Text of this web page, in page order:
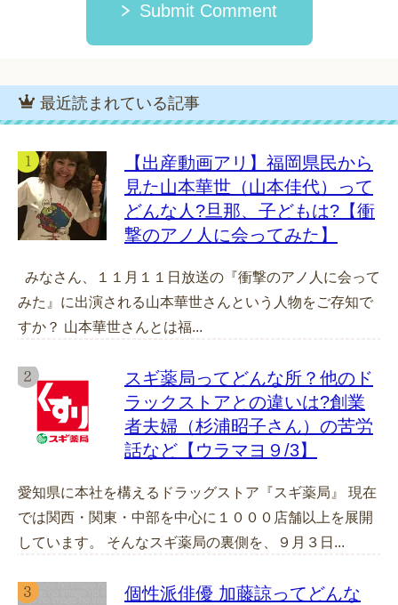
Submit Comment
最近読まれている記事
【出産動画アリ】福岡県民から
見た山本華世（山本佳代）って
どんな人?旦那、子どもは?【衝
撃のアノ人に会ってみた】
みなさん、１１月１１日放送の『衝撃のアノ人に会って
みた』に出演される山本華世さんという人物をご存知で
すか？ 山本華世さんとは福...
スギ薬局ってどんな所？他のド
ラックストアとの違いは?創業
者夫婦（杉浦昭子さん）の苦労
話など【ウラマヨ９/3】
愛知県に本社を構えるドラッグストア『スギ薬局』 現在
では関西・関東・中部を中心に１０００店舗以上を展開
しています。 そんなスギ薬局の裏側を、９月３日...
個性派俳優 加藤諒ってどんな